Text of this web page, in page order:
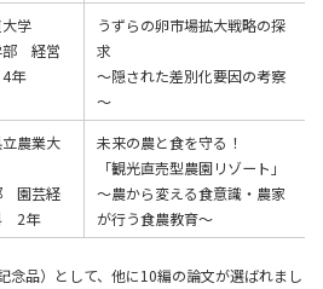
学
部 経営
年
うずらの卵市場拡大戦略の探
求
～隠された差別化要因の考察
～
農業大
園芸経
2年
未来の農と食を守る！
「観光直売型農園リゾート」
～農から変える食意識・農家
が行う食農教育～
品）として、他に10編の論文が選ばれまし